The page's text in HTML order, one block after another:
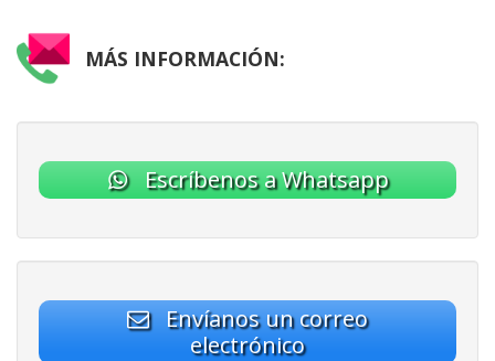
MÁS INFORMACIÓN:
Escríbenos a Whatsapp
Envíanos un correo
electrónico